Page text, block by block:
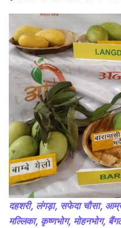
दहशरी, लंगड़ा, सफेदा चौसा,
मल्लिका, कृष्णभोग, मोहनभोग,